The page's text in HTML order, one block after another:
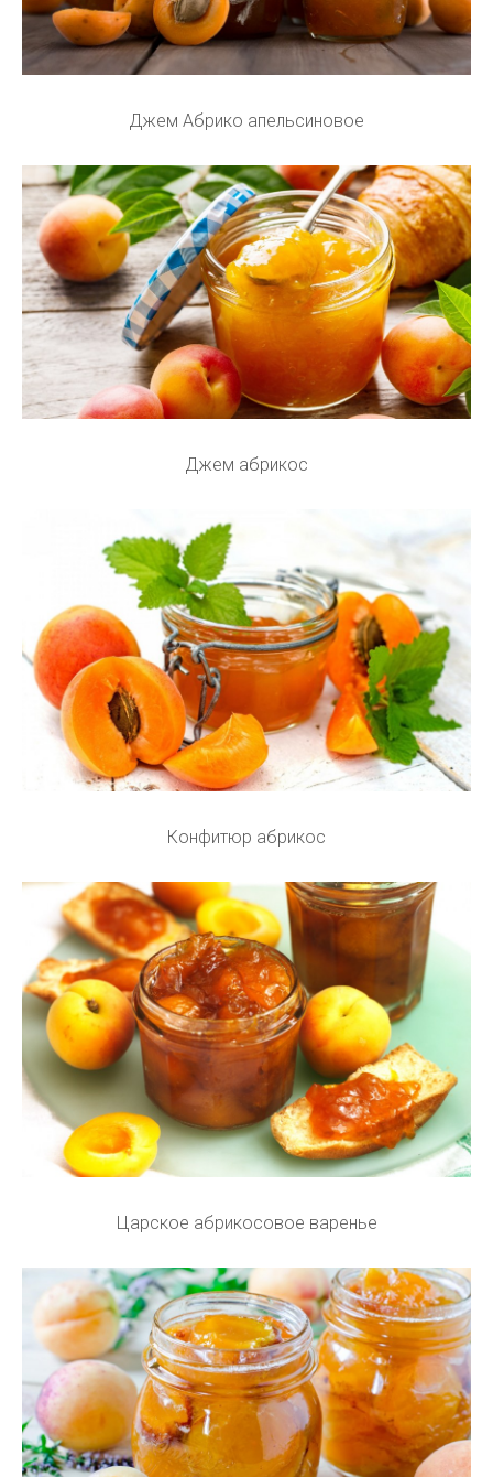
Джем Абрико апельсиновое
Джем абрикос
Конфитюр абрикос
Царское абрикосовое варенье